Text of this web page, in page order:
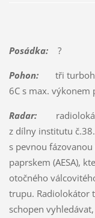
Posádka:?
Pohon:tři
6C s max. výkonem
Radar:radiolokátor
z dílny institutu
s pevnou
paprskem (AESA),
otočného
trupu. Radiolokátor
schopen